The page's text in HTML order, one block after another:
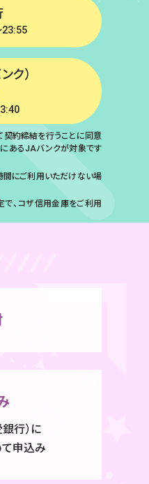
23:55
ク）
契約締結を行うことに同意
あるJAバンクが対象です
間にご利用いただけない場
、コザ信用金庫をご利用
行）に
申込み